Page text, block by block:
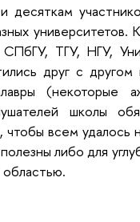
десяткам
ТГУ, НГУ,
друг с другом
(некоторые
школы
всем удалось
либо для